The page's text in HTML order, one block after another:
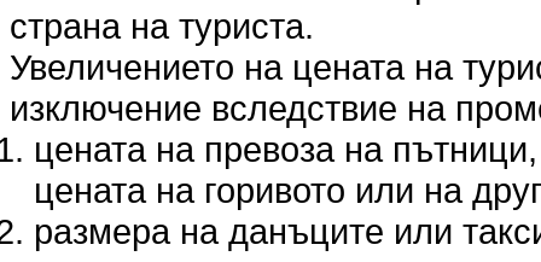
страна на туриста.
Увеличението на цената на
изключение вследствие на
цената на превоза на
цената на горивото или на
размера на данъците или